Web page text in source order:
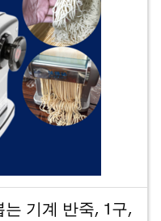
기계 반죽, 1구,